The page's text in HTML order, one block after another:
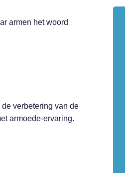
armen het woord
verbetering van de
armoede-ervaring.